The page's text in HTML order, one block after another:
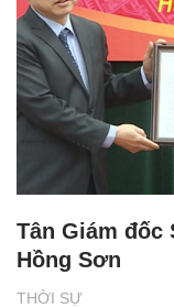
THỜI SỰ
Tân Giám đốc
Hồng Sơn